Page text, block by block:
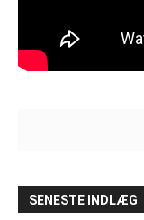
SENESTE INDLÆG